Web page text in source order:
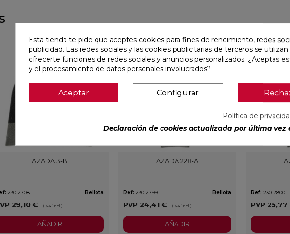
AZADA 3-B
23012708 Bellota
29,10 € (IVA incl.)
favorite
AÑADIR
AZADA 228-A
Ref: 23012799 Bellota
PVP 24,41 € (IVA incl.)
favorite
AÑADIR
Ref: 23012800
PVP 25,77
Esta tienda te pide que aceptes cookies para fines de rendimiento, redes
publicidad. Las redes sociales y las cookies publicitarias de terceros se utilizan
ofrecerte funciones de redes sociales y anuncios personalizados. ¿Aceptas
y el procesamiento de datos personales involucrados?
Aceptar Configurar
Política de
Declaración de cookies actualizada por última vez